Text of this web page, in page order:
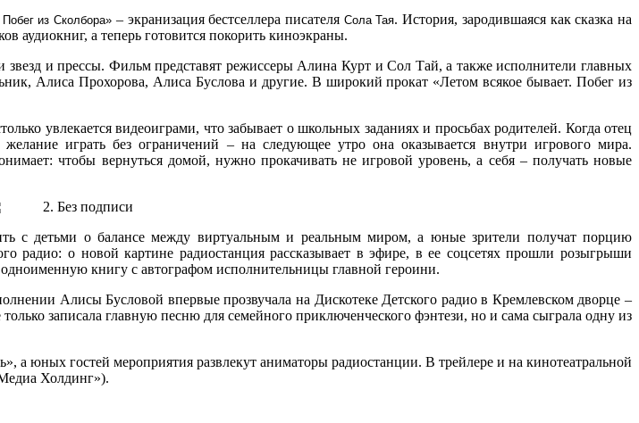
из Сколбора» – экранизация бестселлера писателя Сола Тая. История, зародившаяся как сказка на
аудиокниг, а теперь готовится покорить киноэкраны.
и прессы. Фильм представят режиссеры Алина Курт и Сол Тай, а также исполнители главных
Алиса Прохорова, Алиса Буслова и другие. В широкий прокат «Летом всякое бывает. Побег из
увлекается видеоиграми, что забывает о школьных заданиях и просьбах родителей. Когда отец
играть без ограничений – на следующее утро она оказывается внутри игрового мира.
чтобы вернуться домой, нужно прокачивать не игровой уровень, а себя – получать новые
с детьми о балансе между виртуальным и реальным миром, а юные зрители получат порцию
о новой картине радиостанция рассказывает в эфире, в ее соцсетях прошли розыгрыши
книгу с автографом исполнительницы главной героини.
Алисы Бусловой впервые прозвучала на Дискотеке Детского радио в Кремлевском дворце –
записала главную песню для семейного приключенческого фэнтези, но и сама сыграла одну из
а юных гостей мероприятия развлекут аниматоры радиостанции. В трейлере и на кинотеатральной
Холдинг»).